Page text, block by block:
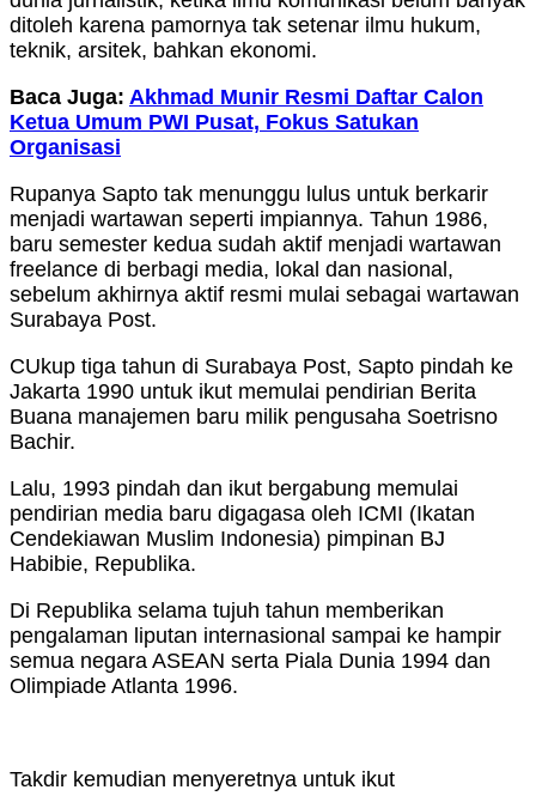
ditoleh karena pamornya tak setenar ilmu hukum,
teknik, arsitek, bahkan ekonomi.
Baca Juga: Akhmad Munir Resmi Daftar Calon
Ketua Umum PWI Pusat, Fokus Satukan
Organisasi
Rupanya Sapto tak menunggu lulus untuk berkarir
menjadi wartawan seperti impiannya. Tahun 1986,
baru semester kedua sudah aktif menjadi wartawan
freelance di berbagi media, lokal dan nasional,
sebelum akhirnya aktif resmi mulai sebagai wartawan
Surabaya Post.
CUkup tiga tahun di Surabaya Post, Sapto pindah ke
Jakarta 1990 untuk ikut memulai pendirian Berita
Buana manajemen baru milik pengusaha Soetrisno
Bachir.
Lalu, 1993 pindah dan ikut bergabung memulai
pendirian media baru digagasa oleh ICMI (Ikatan
Cendekiawan Muslim Indonesia) pimpinan BJ
Habibie, Republika.
Di Republika selama tujuh tahun memberikan
pengalaman liputan internasional sampai ke hampir
semua negara ASEAN serta Piala Dunia 1994 dan
Olimpiade Atlanta 1996.
Takdir kemudian menyeretnya untuk ikut